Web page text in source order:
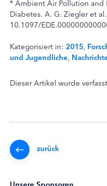
* Ambient Air Pollution and
Diabetes. A. G. Ziegler et
10.1097/
Kategorisiert in: 2015,
und Jugendliche,
Dieser Artikel wurde
zurück
Unsere Sponsoren